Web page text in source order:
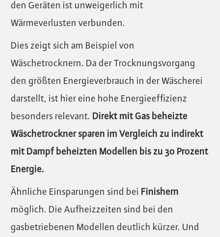
den Geräten ist unweigerlich mit
Wärmeverlusten verbunden.
Dies zeigt sich am Beispiel von
Wäschetrocknern. Da der Trocknungsvorgang
den größten Energieverbrauch in der Wäscherei
darstellt, ist hier eine hohe Energieeffizienz
besonders relevant. Direkt mit Gas beheizte
Wäschetrockner sparen im Vergleich zu indirekt
mit Dampf beheizten Modellen bis zu 30 Prozent
Energie.
Ähnliche Einsparungen sind bei Finishern
möglich. Die Aufheizzeiten sind bei den
gasbetriebenen Modellen deutlich kürzer. Und